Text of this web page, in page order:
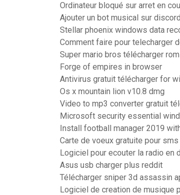
Ordinateur bloqué sur arret en
Ajouter un bot musical sur discord
Stellar phoenix windows data
Comment faire pour telecharger
Super mario bros télécharger
Forge of empires in browser
Antivirus gratuit télécharger for
Os x mountain lion v10.8 dmg
Video to mp3 converter gratuit
Microsoft security essential
Install football manager 2019
Carte de voeux gratuite pour sms
Logiciel pour ecouter la radio en
Asus usb charger plus reddit
Télécharger sniper 3d assassin
Logiciel de creation de musique